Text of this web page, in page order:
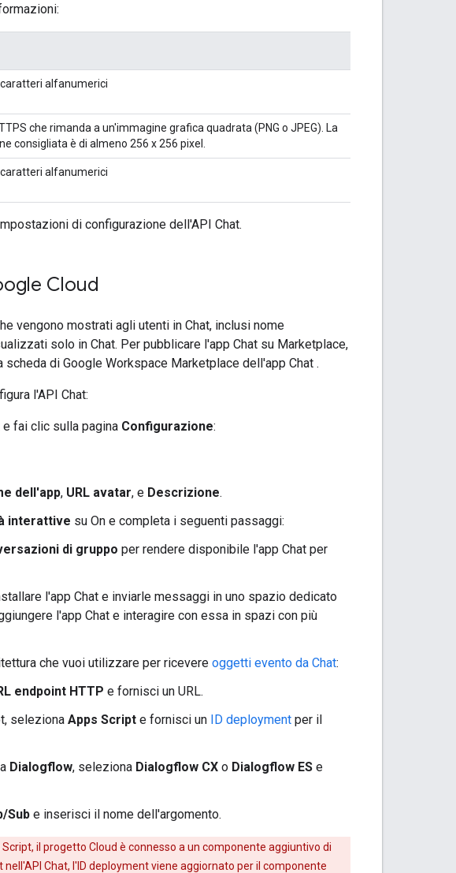
caratteri alfanumerici
che rimanda a un'immagine grafica quadrata (PNG o JPEG). La
consigliata è di almeno 256 x 256 pixel.
caratteri alfanumerici
di configurazione dell'API Chat.
Cloud
vengono mostrati agli utenti in Chat, inclusi nome
solo in Chat. Per pubblicare l'app Chat su Marketplace,
di Google Workspace Marketplace dell'app Chat .
l'API Chat:
e fai clic sulla pagina Configurazione:
dell'app, URL avatar, e Descrizione.
interattive su On e completa i seguenti passaggi:
di gruppo per rendere disponibile l'app Chat per
l'app Chat e inviarle messaggi in uno spazio dedicato
l'app Chat e interagire con essa in spazi con più
che vuoi utilizzare per ricevere oggetti evento da Chat:
endpoint HTTP e fornisci un URL.
seleziona Apps Script e fornisci un ID deployment per il
Dialogflow, seleziona Dialogflow CX o Dialogflow ES e
Sub e inserisci il nome dell'argomento.
il progetto Cloud è connesso a un componente aggiuntivo di
Chat, l'ID deployment viene aggiornato per il componente